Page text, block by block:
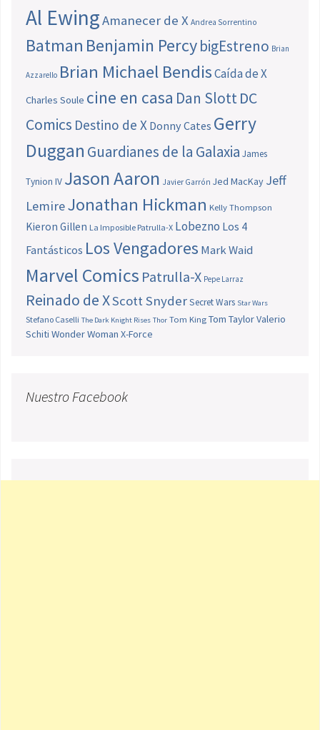
Al EwingAmanecer de X Andrea Sorrentino
Batman Benjamin PercybigEstreno Brian
Azzarello Brian Michael BendisCaída de X
Charles Soule cine en casa Dan SlottDC
Comics Destino de X Donny Cates Gerry
Duggan Guardianes de la Galaxia James
Tynion IV Jason Aaron Javier Garrón Jed MacKay Jeff
LemireJonathan Hickman Kelly Thompson
Kieron Gillen La Imposible Patrulla-X Lobezno Los 4
Fantásticos Los Vengadores Mark Waid
Marvel Comics Patrulla-X Pepe Larraz
Reinado de XScott SnyderSecret Wars Star Wars
Stefano Caselli The Dark Knight Rises Thor Tom King Tom TaylorValerio
Schiti Wonder Woman X-Force
Nuestro Facebook